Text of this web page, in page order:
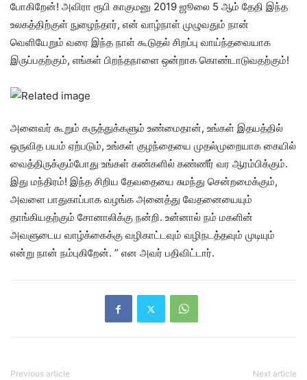
போகிறேன்! அவிரா ரூபி காகுமனு 2019 ஜூலை 5 ஆம் தேதி இந்த
உலகத்திற்குள் நுழைந்தார், என் வாழ்நாள் முழுவதும் நான்
வெளியேறும் வரை இந்த நாள் கூடுதல் சிறப்பு வாய்ந்தவையாக
இருப்பதற்கும், எங்கள் பிறந்தநாளை ஒன்றாக கொண்டாடுவதற்கும்!
அனைவர் கூறும் கருத்துக்களும் உண்மைதான், உங்கள் இதயத்தில்
ஒருவித பயம் ஏற்படும், உங்கள் குழந்தையை முதல்முறையாக கையில்
வைத்திருக்கும்போது உங்கள் கண்களில் கண்ணீர் வர ஆரம்பிக்கும்.
இது மந்திரம்! இந்த சிறிய தேவதையை சுமந்து சென்றமைக்கும்,
அவளை பாதுகாப்பாக வழங்க அனைத்து வேதனையையும்
தாங்கியதற்கும் சோனாலிக்கு நன்றி. உன்னால் நம் மகளின்
அவளுடைய வாழ்க்கைக்கு வழிகாட்டவும் வழிநடத்தவும் முடியும்
என்று நான் நம்புகிறேன். ” என அவர் பதிவிட்டார்.
Previous article Next article